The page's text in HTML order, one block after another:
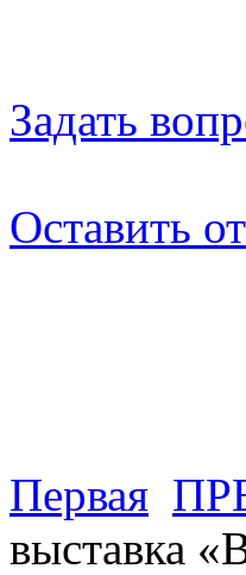
Задать
Оставить
Первая
выставка